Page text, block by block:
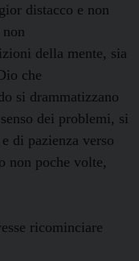
distacco e non
della mente, sia
che
si drammatizzano
dei problemi, si
di pazienza verso
non poche volte,
ricominciare